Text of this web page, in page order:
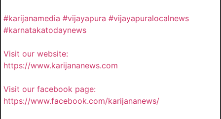
#karijanamedia #vijayapura #vijayapuralocalnews
#karnatakatodaynews
Visit our website:
https://www.karijananews.com
Visit our facebook page:
https://www.facebook.com/karijananews/